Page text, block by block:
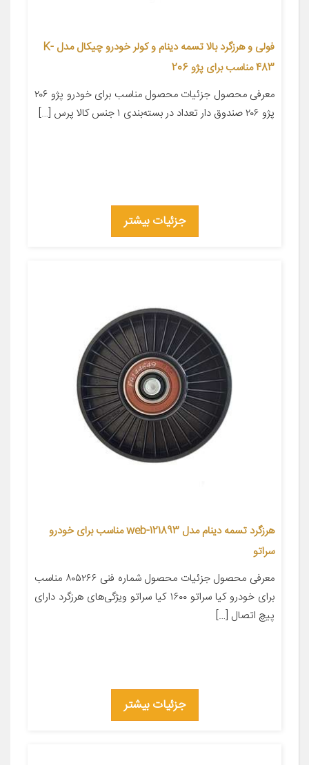
فولی و هرزگرد بالا تسمه دینام و کولر خودرو چیکال مدل K-
483 مناسب برای پژو 206
معرفی محصول جزئیات محصول مناسب برای خودرو پژو ۲۰۶
پژو ۲۰۶ صندوق دار تعداد در بسته‌بندی ۱ جنس کالا پرس […]
جزئیات بیشتر
هرزگرد تسمه دینام مدل web-121893 مناسب برای خودرو
سراتو
معرفی محصول جزئیات محصول شماره فنی ۸۰۵۲۶۶ مناسب
برای خودرو کیا سراتو ۱۶۰۰ کیا سراتو ویژگی‌های هرزگرد دارای
پیچ اتصال […]
جزئیات بیشتر